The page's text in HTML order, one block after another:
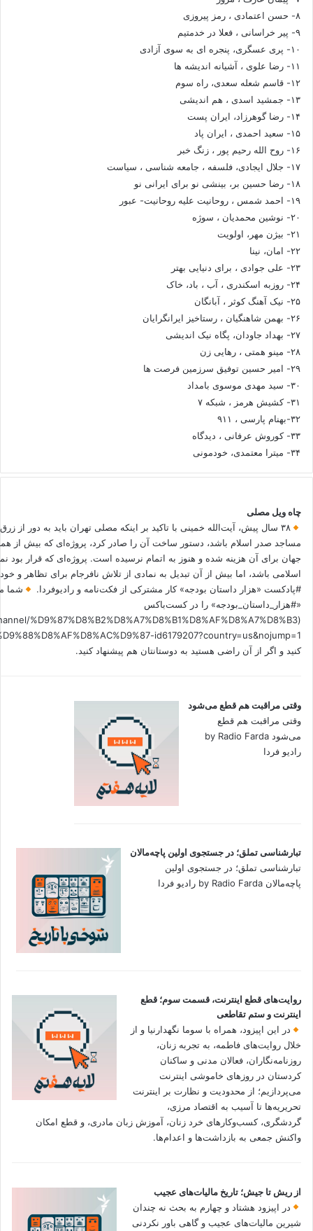
۸- حسن اعتمادی ، رمز پیروزی
۹- پیر خراسانی ، فعلا در خدمتیم
۱۰- پری عسگری، پنجره ای به سوی آزادی
۱۱- رضا علوی ، آشیانه اندیشه ها
۱۲- قاسم شعله سعدی، راه سوم
۱۳- جمشید اسدی ، هم اندیشی
۱۴- رضا گوهرزاد، ایران پست
۱۵- سعید احمدی ، ایران پاد
۱۶- روح الله رحیم پور ، زنگ خبر
۱۷- جلال ایجادی، فلسفه ، جامعه شناسی ، سیاست
۱۸- رضا حسین بر، بینشی نو برای ایرانی نو
۱۹- احمد شمس ، روحانیت علیه روحانیت- عبور
۲۰- نوشین محمدیان ، سوژه
۲۱- بیژن مهر، اولویت
۲۲- امان، نینا
۲۳- علی جوادی ، برای دنیایی بهتر
۲۴- روزبه اسکندری ، آب ، باد، خاک
۲۵- نیک آهنگ کوثر ، آبانگان
۲۶- بهمن شاهنگیان ، رستاخیز ایرانگرایان
۲۷- بهداد جاودان، پگاه نیک اندیشی
۲۸- مینو همتی ، رهایی زن
۲۹- امیر حسین توفیق سرزمین فرصت ها
۳۰- سید مهدی موسوی بامداد
۳۱- کشیش هرمز ، شبکه ۷
۳۲-بهنام پارسی ، ۹۱۱
۳۳- کوروش عرفانی ، دیدگاه
۳۴- میترا معتمدی، خودمونی
چاه ویل مصلی
۳۸ سال پیش، آیت‌الله خمینی با تاکید بر اینکه مصلی تهران باید به دور از
مساجد صدر اسلام باشد، دستور ساخت آن را صادر کرد، پروژه‌ای که بیش از
جهان برای آن هزینه شده و هنوز به اتمام نرسیده است. پروژه‌ای که قرار بود
اسلامی باشد، اما بیش از آن تبدیل به نمادی از تلاش نافرجام برای تظاهر و
#پادکست «هزار داستان بودجه» کار مشترکی از فکت‌نامه و رادیوفردا.
شما
«#هزار_داستان_بودجه» را در کست‌باکس
%D9%87%D8%B2%D8%A7%D8%B1%D8%AF%D8%A7%D8%B3
کنید و اگر از آن راضی هستید به دوستانتان هم پیشنهاد کنید.
وقتی مراقبت هم قطع می‌شود
وقتی مراقبت هم قطع
می‌شود by Radio Farda
رادیو فردا
تبارشناسی تملق؛ در جستجوی اولین‌ پاچه‌مالان
تبارشناسی تملق؛ در جستجوی اولین‌
پاچه‌مالان by Radio Farda رادیو فردا
روایت‌های قطع اینترنت، قسمت سوم؛ قطع
اینترنت و ستم تقاطعی
در این اپیزود، همراه با سوما نگهدارنیا و از
خلال روایت‌های فاطمه، به تجربه زنان،
روزنامه‌نگاران، فعالان مدنی و ساکنان
کردستان در روزهای خاموشی اینترنت
می‌پردازیم؛ از محدودیت و نظارت بر اینترنت
تحریریه‌ها تا آسیب به اقتصاد مرزی،
گردشگری، کسب‌وکارهای خرد زنان، آموزش زبان مادری، و قطع امکان
واکنش جمعی به بازداشت‌ها و اعدام‌ها.
از ریش تا جیش؛ تاریخ مالیات‌های عجیب
در اپیزود هشتاد و چهارم به بحث نه چندان
شیرین مالیات‌های عجیب و گاهی باور نکردنی‌